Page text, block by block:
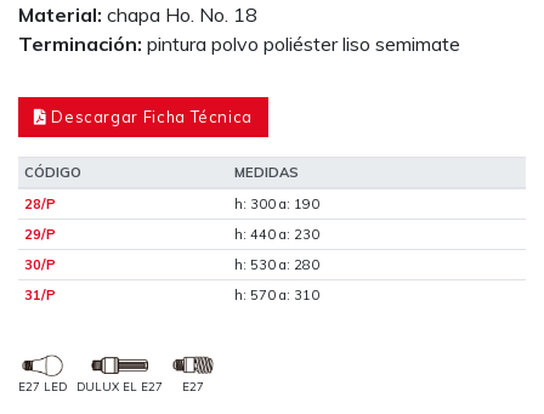
Material: chapa Ho. No. 18
Terminación: pintura polvo poliéster liso semimate
Descargar Ficha Técnica
CÓDIGO
MEDIDAS
28/P
h: 300 a: 190
29/P
h: 440 a: 230
30/P
h: 530 a: 280
31/P
h: 570 a: 310
E27 LED DULUX EL E27 E27